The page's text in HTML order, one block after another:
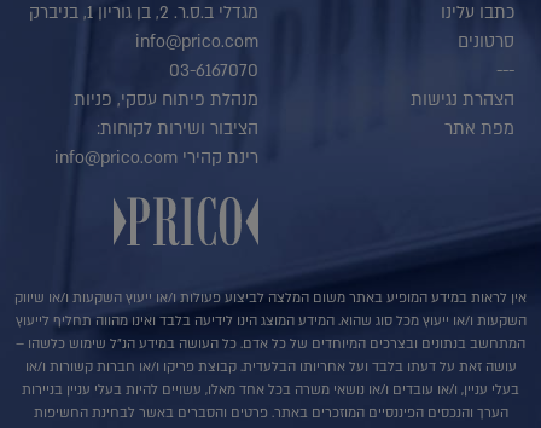
כתבו עלינו
סרטונים
---
הצהרת נגישות
מפת אתר
מגדלי ב.ס.ר. 2, בן גוריון 1, בניברק
info@prico.com
03-6167070
מנהלת פיתוח עסקי, פניות
הציבור ושירות לקוחות:
רינת קהירי info@prico.com
אין לראות במידע המופיע באתר משום המלצה לביצוע פעולות ו/או ייעוץ השקעות ו/או שיווק
השקעות ו/או ייעוץ מכל סוג שהוא. המידע המוצג הינו לידיעה בלבד ואינו מהווה תחליף לייעוץ
המתחשב בנתונים ובצרכים המיוחדים של כל אדם. כל העושה במידע הנ"ל שימוש כלשהו –
עושה זאת על דעתו בלבד ועל אחריותו הבלעדית. קבוצת פריקו ו/או חברות קשורות ו/או
בעלי עניין, ו/או עובדים ו/או נושאי משרה בכל אחד מאלו, עשויים להיות בעלי עניין בניירות
הערך והנכסים הפיננסיים המוזכרים באתר. פרטים והסברים באשר לבחינת החשיפות